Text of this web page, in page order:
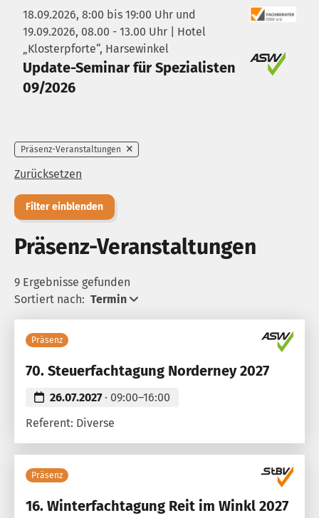
18.09.2026, 8:00 bis 19:00 Uhr und
19.09.2026, 08.00 - 13.00 Uhr | Hotel
„Klosterpforte“, Harsewinkel
Update-Seminar für Spezialisten
09/2026
Präsenz-Veranstaltungen
Zurücksetzen
Filter einblenden
Präsenz-Veranstaltungen
9 Ergebnisse gefunden
Sortiert nach: Termin
Präsenz
70. Steuerfachtagung Norderney 2027
26.07.2027· 09:00–16:00
Referent: Diverse
Präsenz
16. Winterfachtagung Reit im Winkl 2027